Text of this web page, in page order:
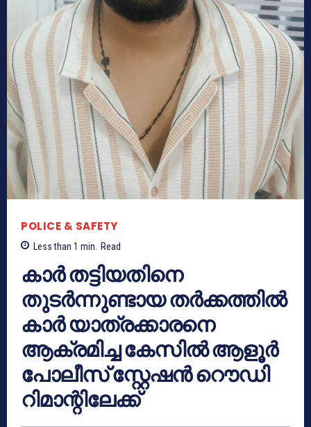
POLICE & SAFETY
Less than 1 min. Read
കാർ തട്ടിയതിനെ
തുടർന്നുണ്ടായ തർക്കത്തിൽ
കാർ യാത്രക്കാരനെ
ആക്രമിച്ച കേസിൽ ആളൂർ
പോലീസ് സ്റ്റേഷൻ റൌഡി
റിമാന്റിലേക്ക്